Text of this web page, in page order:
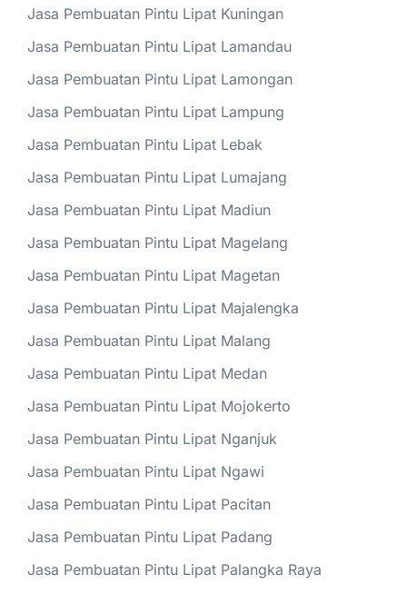
Jasa Pembuatan Pintu Lipat Kuningan
Jasa Pembuatan Pintu Lipat Lamandau
Jasa Pembuatan Pintu Lipat Lamongan
Jasa Pembuatan Pintu Lipat Lampung
Jasa Pembuatan Pintu Lipat Lebak
Jasa Pembuatan Pintu Lipat Lumajang
Jasa Pembuatan Pintu Lipat Madiun
Jasa Pembuatan Pintu Lipat Magelang
Jasa Pembuatan Pintu Lipat Magetan
Jasa Pembuatan Pintu Lipat Majalengka
Jasa Pembuatan Pintu Lipat Malang
Jasa Pembuatan Pintu Lipat Medan
Jasa Pembuatan Pintu Lipat Mojokerto
Jasa Pembuatan Pintu Lipat Nganjuk
Jasa Pembuatan Pintu Lipat Ngawi
Jasa Pembuatan Pintu Lipat Pacitan
Jasa Pembuatan Pintu Lipat Padang
Jasa Pembuatan Pintu Lipat Palangka Raya